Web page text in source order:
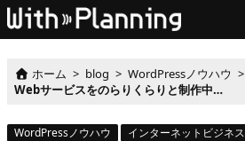
ホーム > blog > WordPressノウハウ >
Webサービスをのらりくらりと制作中です。
WordPressノウハウ インターネットビジネス